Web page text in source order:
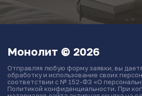
Монолит © 2026
Отправляя любую форму заявки, вы
обработку и использование своих
соответствии с № 152-ФЗ «О
Политикой конфиденциальности. При